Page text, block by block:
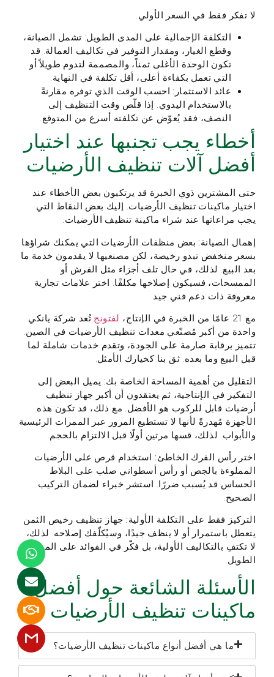
لا تفكر فقط في السعر الأولي.
التكلفة الإجمالية على المدى الطويل: تشمل الصيانة،
وقطع الغيار، ومقدار التوفير في تكاليف العمالة. قد
تكون الوحدة الأغلى ثمناً، والمصممة لتدوم طويلاً أو
التي تعمل بكفاءة أعلى، أقل تكلفة في النهاية.
عائد الاستثمار: احسب الوقت الذي توفره مقارنةً
بالاستخدام اليدوي. إذا قلّص وقت التنظيف إلى
النصف، فقد يُعوّض عن تكلفته أسرع من المتوقع.
أخطاء يجب تجنبها عند اختيار
أفضل آلات تنظيف الأرضيات
حتى المشترين ذوي الخبرة قد يرتكبون بعض الأخطاء عند
اختيار ماكينات تنظيف الأرضيات. إليك بعض النقاط التي
يجب مراعاتها عند شراء ماكينة تنظيف الأرضيات.
إهمال الصيانة:بعض منظفات الأرضيات التي يمكنك شراؤها
بسعر منخفض تبدو رخيصة، لكن مصنعيها لا يقدمون خدمة ما
بعد البيع. لذلك، في حال تلف أجزاء مثل الفرش أو
الممسحات، فسيكون إصلاحها مكلفًا. اختر علامات تجارية
معروفة ذات دعم فني جيد.
مع 21 عامًا من الخبرة في الإنتاج، لفتونج تُعد شركة يانكي
واحدة من أكبر مُصنّعي معدات تنظيف الأرضيات في الصين.
تتميز برقابة صارمة على الجودة، وتقدم خدمات شاملة لما
قبل البيع وما بعده. ثق بنا كخيارك الأمثل.
التقليل من أهمية المساحة الخاصة بك: يميل البعض إلى
التفكير في الإنتاجية، ثم يعتقدون أن أكبر جهاز تنظيف
أرضيات قابل للركوب هو الأفضل. مع ذلك، قد تكون هذه
الأجهزة مُهدرةً لأنها لا تستطيع المرور عبر الممرات الرئيسية
والأبواب. لذلك، قسها مرتين أولًا قبل الالتزام بالحجم.
اختر رأس الفرك الخاطئ:استخدام قرص على الأرضيات
المملوءة بالجص أو رأس أسطواني صلب على البلاط
الحساس قد يُسبب ضررًا. استشر خبراء لضمان التركيب
الصحيح.
التركيز فقط على التكلفة الأولية:جهاز تنظيف رخيص الثمن
يتعطل باستمرار أو لا ينظف جيدًا، وسيُكلّفك إصلاحه. لذلك،
لا تكتفِ بالتكاليف الأولية، بل فكّر في الفوائد على المدى
الطويل.
الأسئلة الشائعة حول أفضل
ماكينات تنظيف الأرضيات
ما هي أفضل أنواع ماكينات تنظيف الأرضيات؟